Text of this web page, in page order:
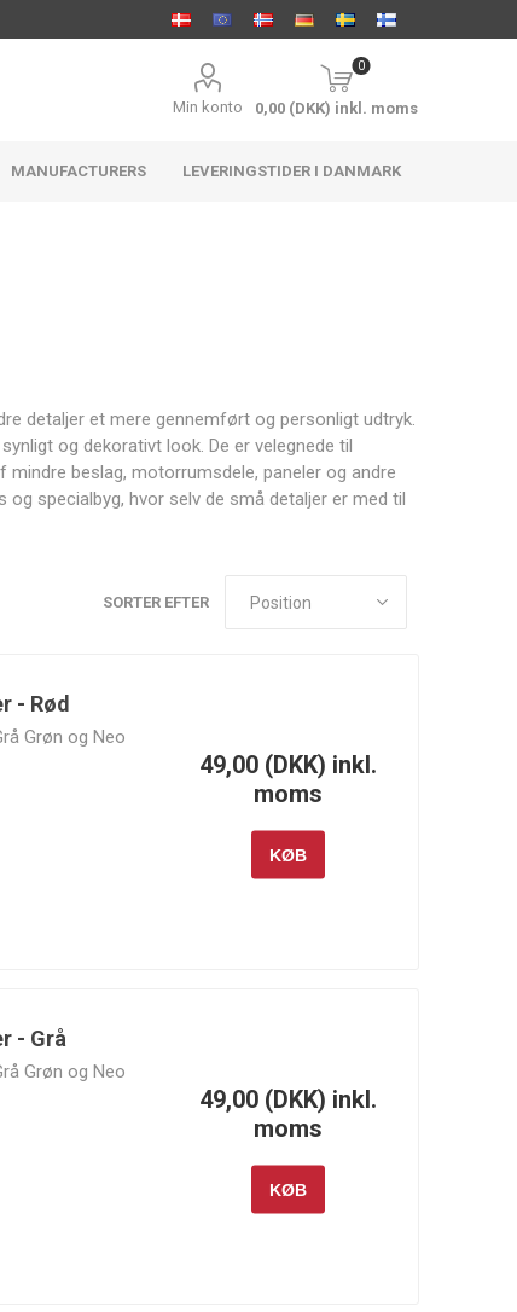
Min konto
0
0,00 (DKK) inkl. moms
MANUFACTURERS
Canton
Racing
Products
Gates
Injector
Motorsports
LEVERINGSTIDER I DANMARK
detaljer et mere gennemført og personligt udtryk.
og dekorativt look. De er velegnede til
beslag, motorrumsdele, paneler og andre
specialbyg, hvor selv de små detaljer er med til
SORTER EFTER
- Rød
Grøn og Neo
49,00 (DKK) inkl.
moms
KØB
- Grå
Grøn og Neo
49,00 (DKK) inkl.
moms
KØB